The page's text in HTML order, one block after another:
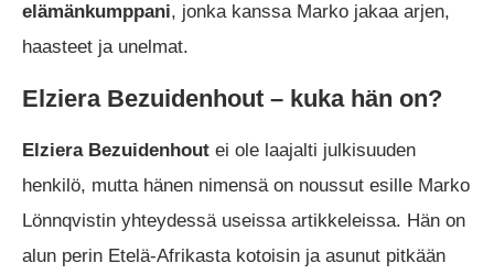
elämänkumppani, jonka kanssa Marko jakaa arjen,
haasteet ja unelmat.
Elziera Bezuidenhout – kuka hän on?
Elziera Bezuidenhout ei ole laajalti julkisuuden
henkilö, mutta hänen nimensä on noussut esille Marko
Lönnqvistin yhteydessä useissa artikkeleissa. Hän on
alun perin Etelä-Afrikasta kotoisin ja asunut pitkään